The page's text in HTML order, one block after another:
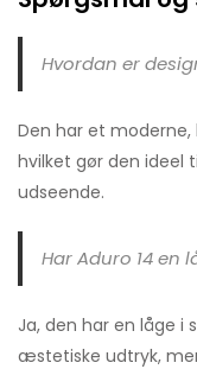
Hvordan er
Den har et moderne,
hvilket gør den ideel
udseende.
Har Aduro 14 en
Ja, den har en låge i
æstetiske udtryk,